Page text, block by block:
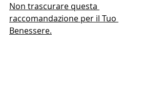
Non trascurare questa
raccomandazione per il Tuo
Benessere.